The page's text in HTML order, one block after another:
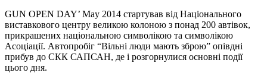
GUN OPEN DAY’ May 2014 стартував від Національного
виставкового центру великою колоною з понад 200 автівок,
прикрашених національною символікою та символікою
Асоціації. Автопробіг “Вільні люди мають зброю” опівдні
прибув до СКК САПСАН, де і розгорнулися основні події
цього дня.